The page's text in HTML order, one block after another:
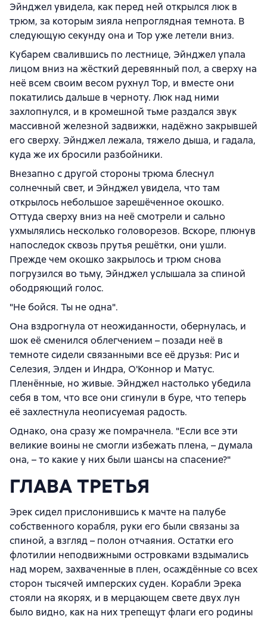
Эйнджел увидела, как перед ней открылся люк в
трюм, за которым зияла непроглядная темнота. В
следующую секунду она и Тор уже летели вниз.
Кубарем свалившись по лестнице, Эйнджел упала
лицом вниз на жёсткий деревянный пол, а сверху на
неё всем своим весом рухнул Тор, и вместе они
покатились дальше в черноту. Люк над ними
захлопнулся, и в кромешной тьме раздался звук
массивной железной задвижки, надёжно закрывшей
его сверху. Эйнджел лежала, тяжело дыша, и гадала,
куда же их бросили разбойники.
Внезапно с другой стороны трюма блеснул
солнечный свет, и Эйнджел увидела, что там
открылось небольшое зарешёченное окошко.
Оттуда сверху вниз на неё смотрели и сально
ухмылялись несколько головорезов. Вскоре, плюнув
напоследок сквозь прутья решётки, они ушли.
Прежде чем окошко закрылось и трюм снова
погрузился во тьму, Эйнджел услышала за спиной
ободряющий голос.
"Не бойся. Ты не одна".
Она вздрогнула от неожиданности, обернулась, и
шок её сменился облегчением – позади неё в
темноте сидели связанными все её друзья: Рис и
Селезия, Элден и Индра, О'Коннор и Матус.
Пленённые, но живые. Эйнджел настолько убедила
себя в том, что все они сгинули в буре, что теперь
её захлестнула неописуемая радость.
Однако, она сразу же помрачнела. "Если все эти
великие воины не смогли избежать плена, – думала
она, – то какие у них были шансы на спасение?"
ГЛАВА ТРЕТЬЯ
Эрек сидел прислонившись к мачте на палубе
собственного корабля, руки его были связаны за
спиной, а взгляд – полон отчаяния. Остатки его
флотилии неподвижными островками вздымались
над морем, захваченные в плен, осаждённые со всех
сторон тысячей имперских суден. Корабли Эрека
стояли на якорях, и в мерцающем свете двух лун
было видно, как на них трепещут флаги его родины